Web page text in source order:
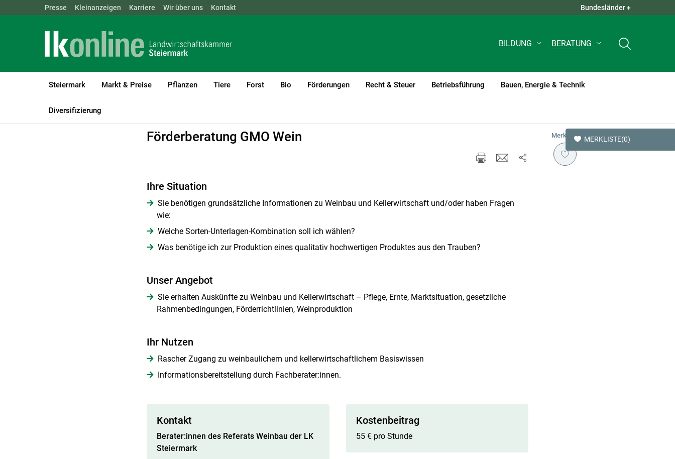
Skip to main content
Landwirtschaftskammern: ÖSTERREICH BGLD KTN NÖ QUICK LINKS +
Presse Kleinanzeigen Karriere Wir über uns Kontakt Bundesländer +
BILDUNG BERATUNG
Steiermark Markt & Preise Pflanzen Tiere Forst Bio Förderungen Recht & Steuer Betriebsführung Bauen, Energie & Technik
Diversifizierung
LK Steiermark Beratung
Merken
Förderberatung GMO Wein MERKLISTE(0)
Ihre Situation
Sie benötigen grundsätzliche Informationen zu Weinbau und Kellerwirtschaft und/oder haben Fragen
wie:
Welche Sorten-Unterlagen-Kombination soll ich wählen?
Was benötige ich zur Produktion eines qualitativ hochwertigen Produktes aus den Trauben?
Unser Angebot
Sie erhalten Auskünfte zu Weinbau und Kellerwirtschaft – Pflege, Ernte, Marktsituation, gesetzliche
Rahmenbedingungen, Förderrichtlinien, Weinproduktion
Ihr Nutzen
Rascher Zugang zu weinbaulichem und kellerwirtschaftlichem Basiswissen
Informationsbereitstellung durch Fachberater:innen.
Kontakt
Berater:innen des Referats Weinbau der LK
Steiermark
Kostenbeitrag
55 € pro Stunde